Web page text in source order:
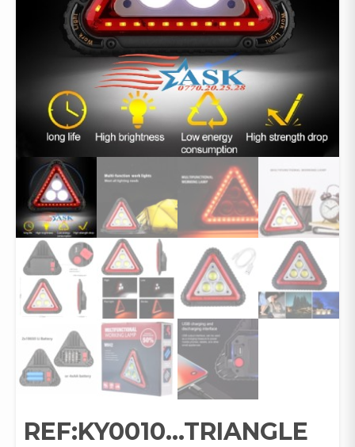
REF:KY0010…TRIANGLE